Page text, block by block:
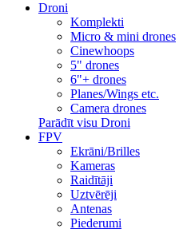
Droni
Komplekti
Micro & mini drones
Cinewhoops
5" drones
6"+ drones
Planes/Wings etc.
Camera drones
Parādīt visu Droni
FPV
Ekrāni/Brilles
Kameras
Raidītāji
Uztvērēji
Antenas
Piederumi